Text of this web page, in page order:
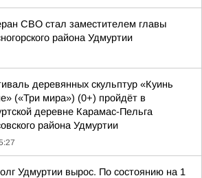
СВО стал заместителем главы
района Удмуртии
деревянных скульптур «Куинь
(«Три мира») (0+) пройдёт в
деревне Карамас-Пельга
района Удмуртии
Удмуртии вырос. По состоянию на 1